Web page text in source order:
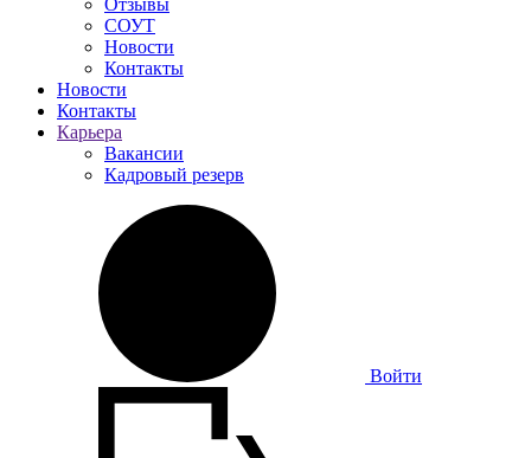
Отзывы
СОУТ
Новости
Контакты
Новости
Контакты
Карьера
Вакансии
Кадровый резерв
Войти